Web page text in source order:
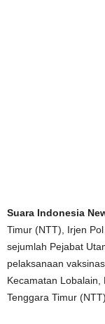
Suara Indonesia
Timur (NTT), Irjen
sejumlah Pejabat
pelaksanaan
Kecamatan Lobalain,
Tenggara Timur